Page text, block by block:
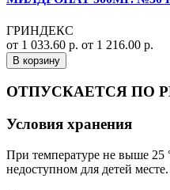
ГРИНДЕКС
от 1 033.60 р. от 1 216.00 р.
В корзину
ОТПУСКАЕТСЯ ПО
Условия хранения
При температуре не выше 25
недоступном для детей месте.